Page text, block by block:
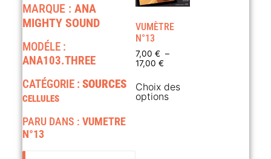
MARQUE : ANA
MIGHTY SOUND
MODÉLE :
ANA103.THREE
CATÉGORIE : SOURCES
CELLULES
PARU DANS : VUMETRE
N°13
VUMÈTRE
N°13
7,00 € –
17,00 €
Choix des
options